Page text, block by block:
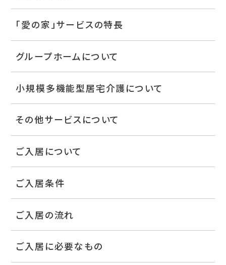
「愛の家」サービスの特長
グループホームについて
小規模多機能型居宅介護について
その他サービスについて
ご入居について
ご入居条件
ご入居の流れ
ご入居に必要なもの